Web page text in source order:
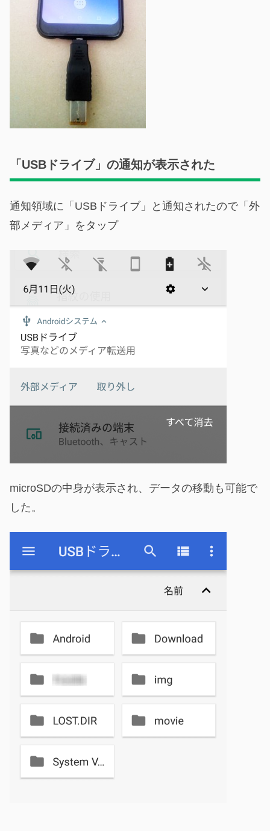
「USBドライブ」の通知が表示された
通知領域に「USBドライブ」と通知されたので「外
部メディア」をタップ
microSDの中身が表示され、データの移動も可能で
した。